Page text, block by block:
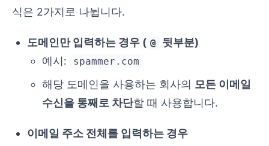
식은 2가지로 나뉩니다.
도메인만 입력하는 경우 ( @
뒷부분)
예시:
spammer.com
해당 도메인을 사용하는 회사의 모든 이메일
수신을 통째로 차단할 때 사용합니다.
이메일 주소 전체를 입력하는 경우